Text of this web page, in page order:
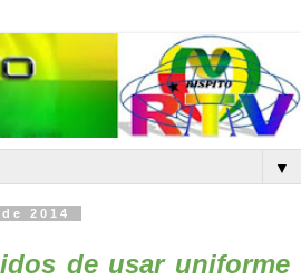
▼
2014
de usar uniforme